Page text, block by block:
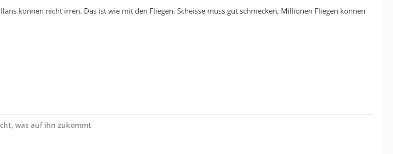
können nicht irren. Das ist wie mit den Fliegen. Scheisse muss gut schmecken, Millionen Fliegen können
was auf ihn zukommt